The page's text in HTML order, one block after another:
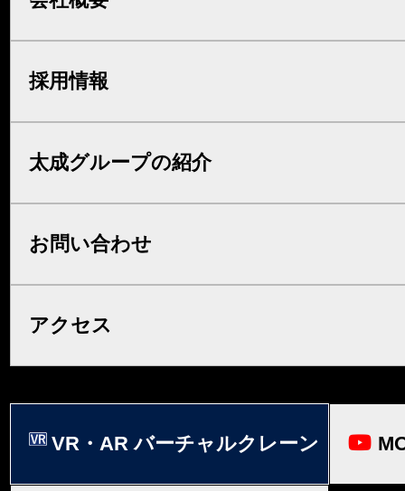
採用情報
太成グループの紹介
お問い合わせ
アクセス
VR・AR バーチャルクレーン